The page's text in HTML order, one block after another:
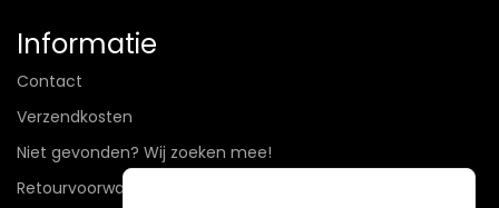
Informatie
Contact
Verzendkosten
Niet gevonden? Wij zoeken mee!
Retourvoorwaarden